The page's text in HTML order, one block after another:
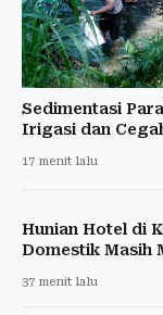
Sedimentasi
Irigasi dan
17 menit lalu
Hunian Hotel di
Domestik Masih
37 menit lalu